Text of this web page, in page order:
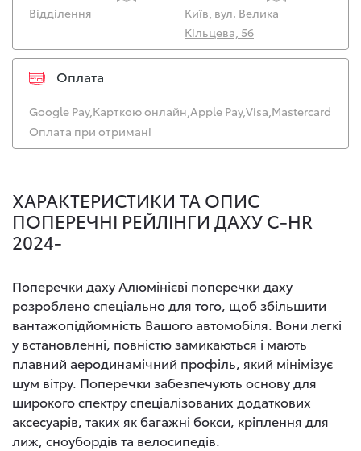
Відділення
Київ, вул. Велика
Кільцева, 56
Оплата
Google Pay,Карткою онлайн,Apple Pay,Visa,Mastercard
Оплата при отримані
ХАРАКТЕРИСТИКИ ТА ОПИС
ПОПЕРЕЧНІ РЕЙЛІНГИ ДАХУ C-HR
2024-
Поперечки даху Алюмінієві поперечки даху
розроблено спеціально для того, щоб збільшити
вантажопідйомність Вашого автомобіля. Вони легкі
у встановленні, повністю замикаються і мають
плавний аеродинамічний профіль, який мінімізує
шум вітру. Поперечки забезпечують основу для
широкого спектру спеціалізованих додаткових
аксесуарів, таких як багажні бокси, кріплення для
лиж, сноубордів та велосипедів.